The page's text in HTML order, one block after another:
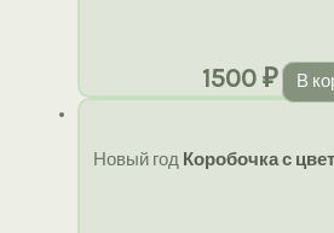
1500₽ В
Новый год Коробочка с